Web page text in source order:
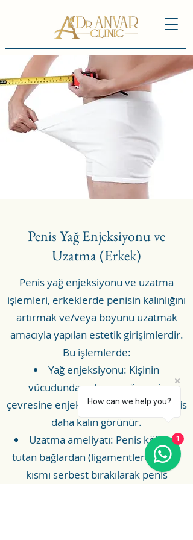
Penis Yağ Enjeksiyonu ve
Uzatma (Erkek)
Penis yağ enjeksiyonu ve uzatma
işlemleri, erkeklerde penisin kalınlığını
artırmak ve/veya boyunu uzatmak
amacıyla yapılan estetik girişimlerdir.
Bu işlemlerde:
Yağ enjeksiyonu: Kişinin
vücudundan alınan yağ, penis
çevresine enjekte edilir. Böylece penis
daha kalın görünür.
Uzatma ameliyatı: Penis kökünü
tutan bağlardan (ligamentlerden) bir
kısmı serbest bırakılarak penis
How can we help you?
1